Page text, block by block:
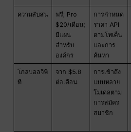
ความสับสน
ฟรี; Pro
$20/เดือน;
มีแผน
สำหรับ
องค์กร
การกำหนด
ราคา API
ตามโทเค็น
และการ
ค้นหา
โกลบอลจีพี
ที
จาก $5.8
ต่อเดือน
การเข้าถึง
แบบหลาย
โมเดลตาม
การสมัคร
สมาชิก